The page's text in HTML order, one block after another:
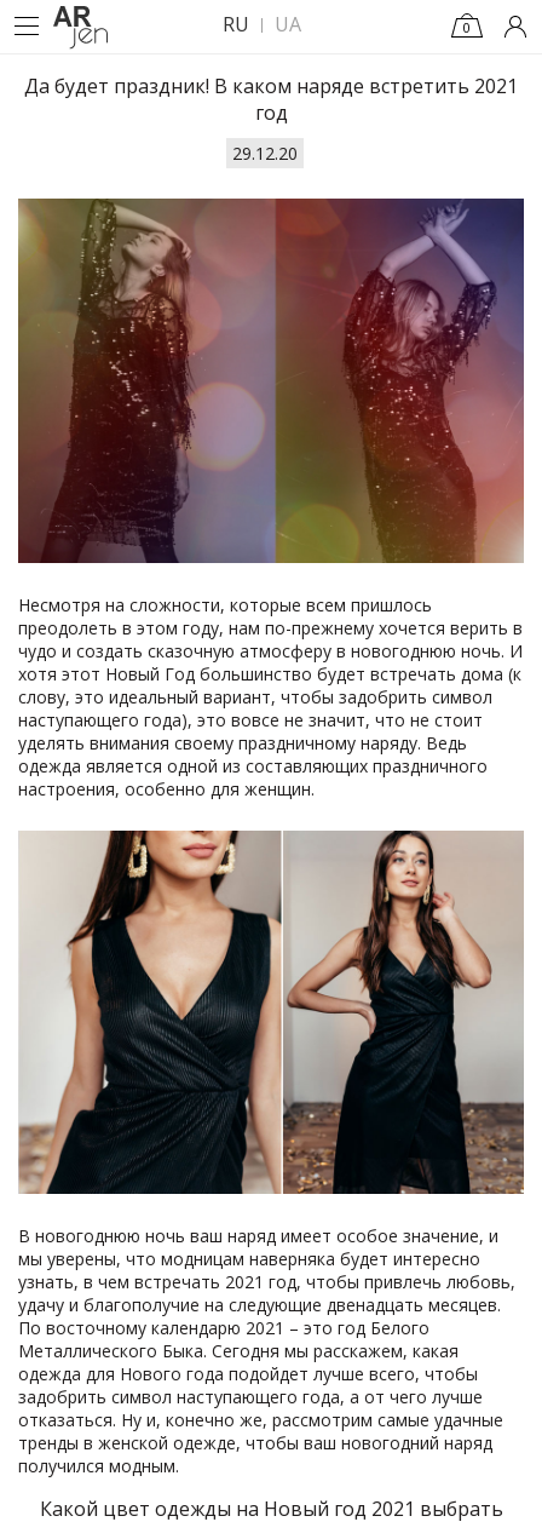
RU UA 0
Да будет праздник! В каком наряде встретить 2021
год
29.12.20
Несмотря на сложности, которые всем пришлось
преодолеть в этом году, нам по-прежнему хочется верить в
чудо и создать сказочную атмосферу в новогоднюю ночь. И
хотя этот Новый Год большинство будет встречать дома (к
слову, это идеальный вариант, чтобы задобрить символ
наступающего года), это вовсе не значит, что не стоит
уделять внимания своему праздничному наряду. Ведь
одежда является одной из составляющих праздничного
настроения, особенно для женщин.
В новогоднюю ночь ваш наряд имеет особое значение, и
мы уверены, что модницам наверняка будет интересно
узнать, в чем встречать 2021 год, чтобы привлечь любовь,
удачу и благополучие на следующие двенадцать месяцев.
По восточному календарю 2021 – это год Белого
Металлического Быка. Сегодня мы расскажем, какая
одежда для Нового года подойдет лучше всего, чтобы
задобрить символ наступающего года, а от чего лучше
отказаться. Ну и, конечно же, рассмотрим самые удачные
тренды в женской одежде, чтобы ваш новогодний наряд
получился модным.
Какой цвет одежды на Новый год 2021 выбрать